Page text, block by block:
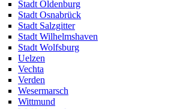
Stadt Oldenburg
Stadt Osnabrück
Stadt Salzgitter
Stadt Wilhelmshaven
Stadt Wolfsburg
Uelzen
Vechta
Verden
Wesermarsch
Wittmund